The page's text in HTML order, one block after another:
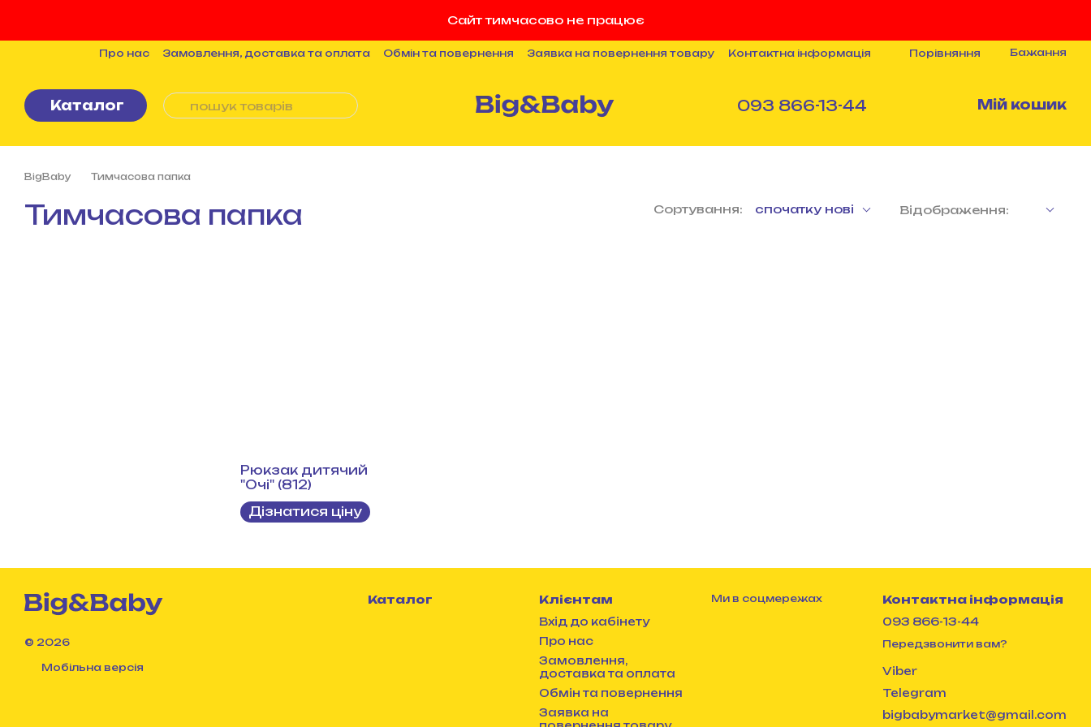
Сайт тимчасово не працює
Про нас Замовлення, доставка та оплата Обмін та повернення Заявка на повернення товару
Контактна інформація
Порівняння Бажання
Каталог 093 866-13-44 Мій кошик
BigBaby Тимчасова папка
Тимчасова папка Сортування: спочатку нові Відображення:
Рюкзак дитячий
"Очі" (812)
Дізнатися ціну
© 2026
Мобільна версія
Каталог Клієнтам
Вхід до кабінету
Про нас
Замовлення,
доставка та оплата
Обмін та повернення
Заявка на
Ми в соцмережах Контактна інформація
093 866-13-44
Передзвонити вам?
Viber
Telegram
bigbabymarket@gmail.com